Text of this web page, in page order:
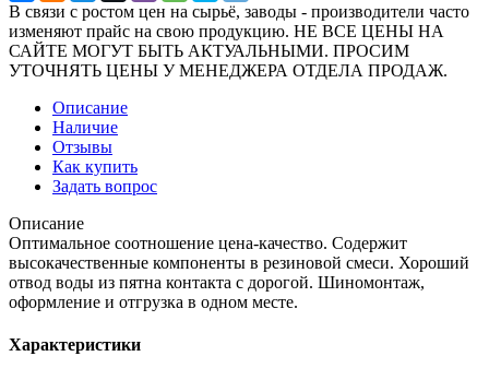
В связи с ростом цен на сырьё, заводы - производители часто
изменяют прайс на свою продукцию. НЕ ВСЕ ЦЕНЫ НА
САЙТЕ МОГУТ БЫТЬ АКТУАЛЬНЫМИ. ПРОСИМ
УТОЧНЯТЬ ЦЕНЫ У МЕНЕДЖЕРА ОТДЕЛА ПРОДАЖ.
Описание
Наличие
Отзывы
Как купить
Задать вопрос
Описание
Оптимальное соотношение цена-качество. Содержит
высокачественные компоненты в резиновой смеси. Хороший
отвод воды из пятна контакта с дорогой. Шиномонтаж,
оформление и отгрузка в одном месте.
Характеристики